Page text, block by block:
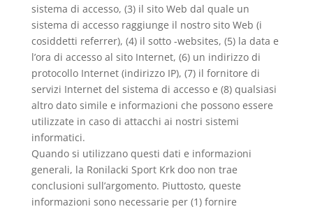
sistema di accesso, (3) il sito Web dal quale un
sistema di accesso raggiunge il nostro sito Web (i
cosiddetti referrer), (4) il sotto -websites, (5) la data e
l’ora di accesso al sito Internet, (6) un indirizzo di
protocollo Internet (indirizzo IP), (7) il fornitore di
servizi Internet del sistema di accesso e (8) qualsiasi
altro dato simile e informazioni che possono essere
utilizzate in caso di attacchi ai nostri sistemi
informatici.
Quando si utilizzano questi dati e informazioni
generali, la Ronilacki Sport Krk doo non trae
conclusioni sull’argomento. Piuttosto, queste
informazioni sono necessarie per (1) fornire